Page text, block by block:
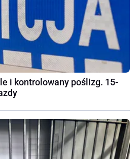
i kontrolowany poślizg. 15-